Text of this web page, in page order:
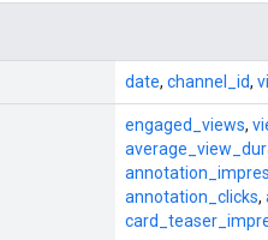
date, channel_id,
engaged_views,
annotation_clicks,